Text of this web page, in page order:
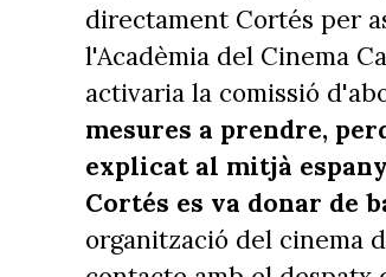
directament Cortés per
l'Acadèmia del Cinema
activaria la comissió
mesures a prendre,
explicat al mitjà
Cortés es va donar de
organització del cinema